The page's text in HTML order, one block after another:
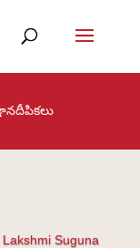
Suguna